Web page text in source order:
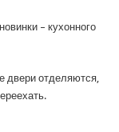
– кухонного
двери отделяются,